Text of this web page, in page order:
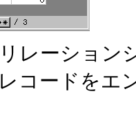
レーション
コードをエ